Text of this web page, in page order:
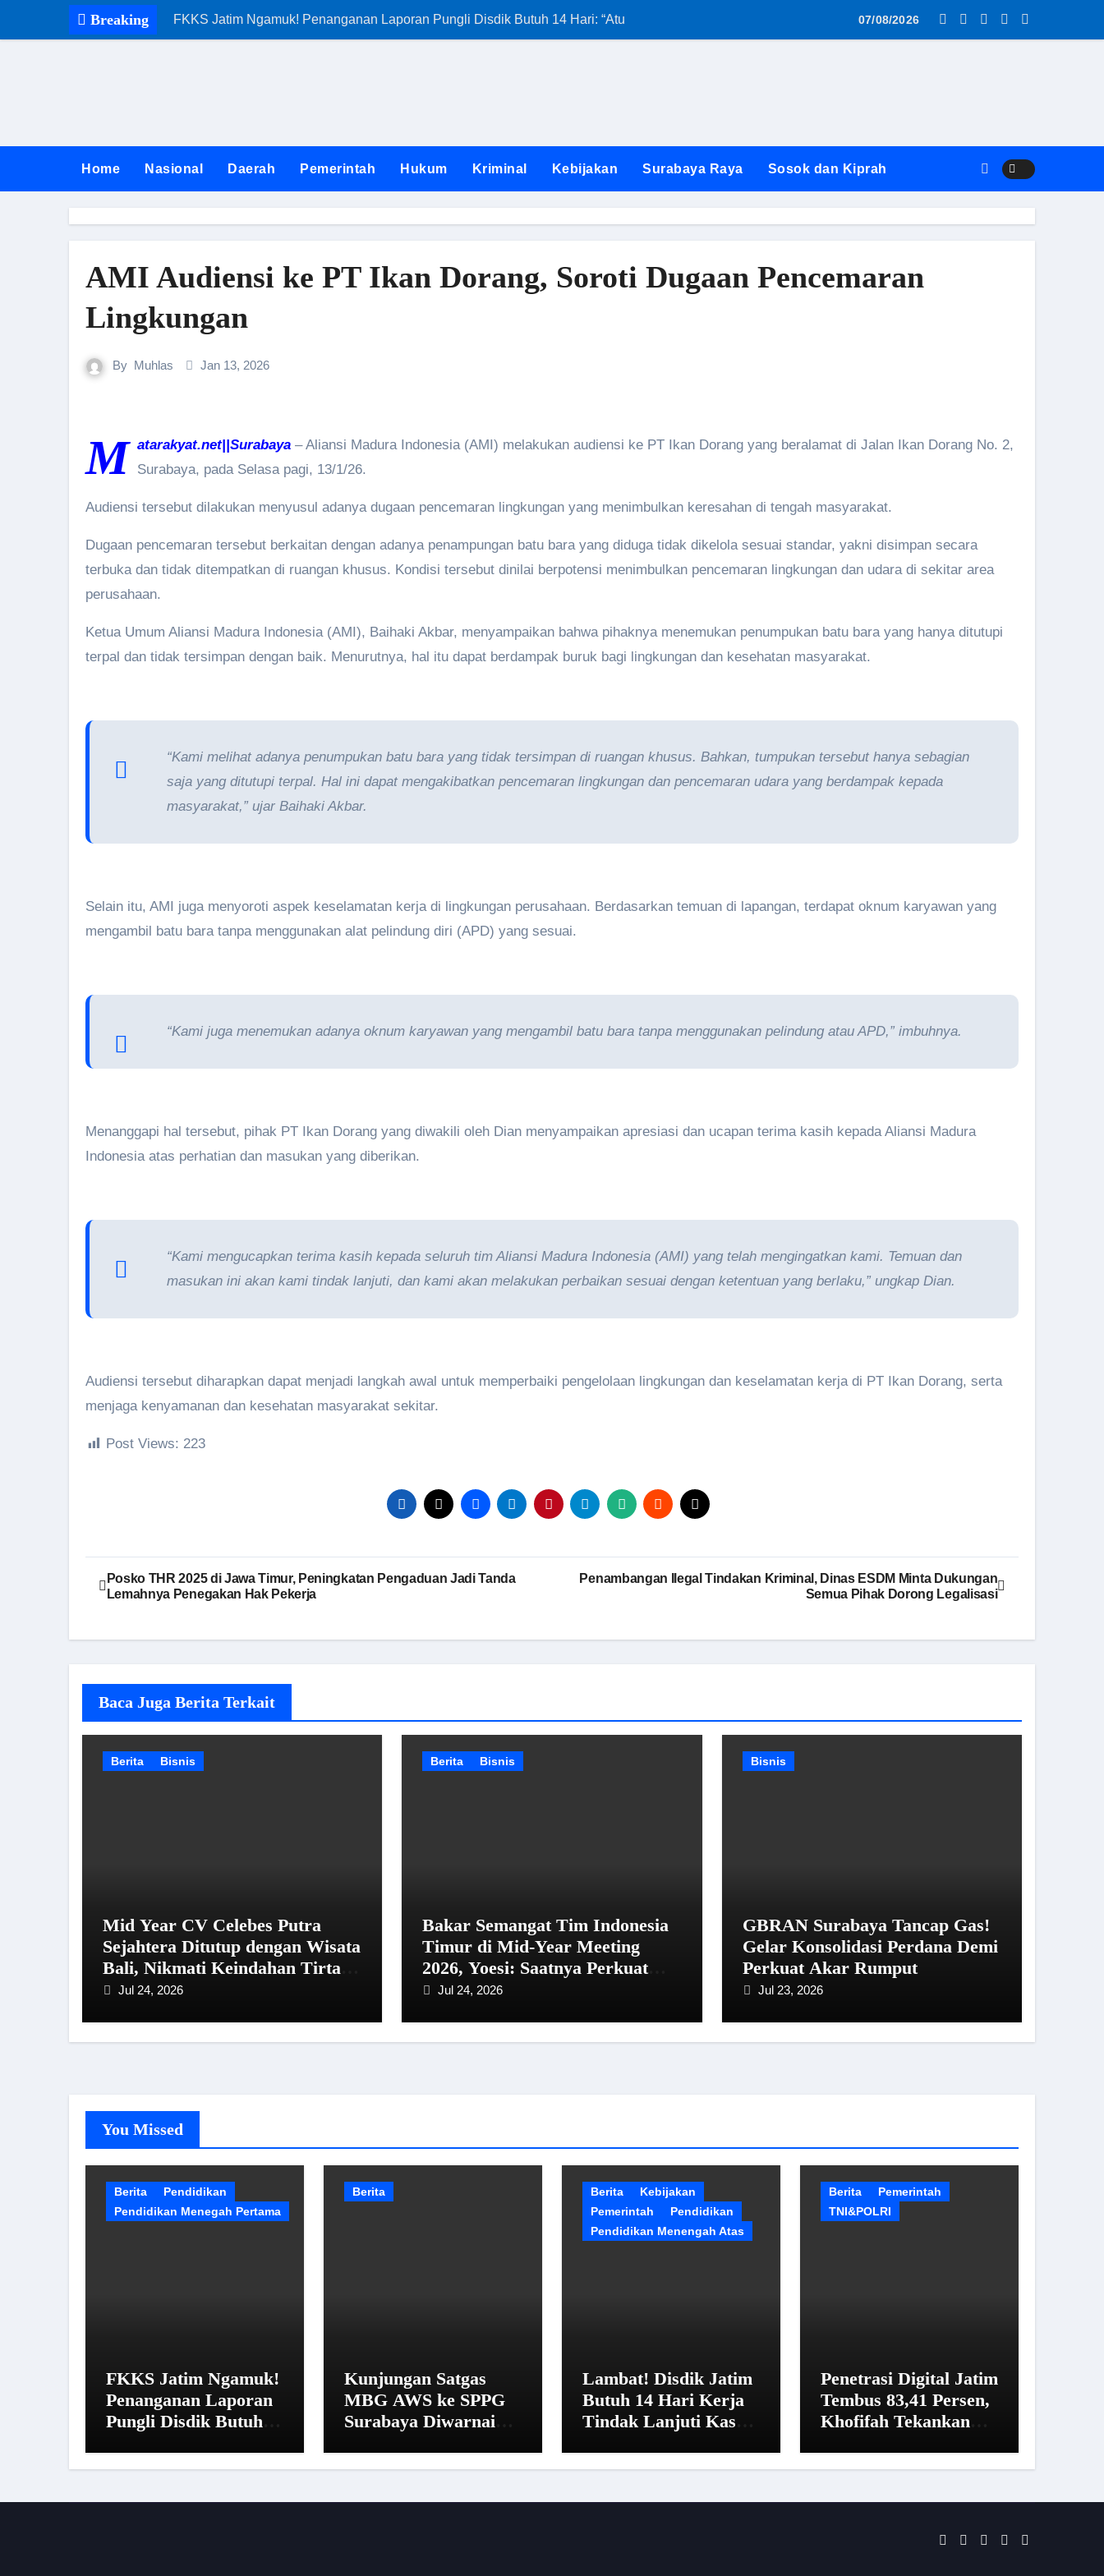
Breaking FKKS Jatim Ngamuk! Penanganan Laporan Pungli Disdik Butuh 14 Hari: “Aturan dari Mana?”Kunjungan Satgas MBG AWS ke SPPG Surabaya Diwarnai Penolakan dan
07/08/2026
Home Nasional Daerah Pemerintah Hukum Kriminal Kebijakan Surabaya Raya Sosok dan Kiprah
AMI Audiensi ke PT Ikan Dorang, Soroti Dugaan Pencemaran
Lingkungan
By Muhlas Jan 13, 2026
M atarakyat.net||Surabaya – Aliansi Madura Indonesia (AMI) melakukan audiensi ke PT Ikan Dorang yang beralamat di Jalan Ikan Dorang No. 2,
Surabaya, pada Selasa pagi, 13/1/26.
Audiensi tersebut dilakukan menyusul adanya dugaan pencemaran lingkungan yang menimbulkan keresahan di tengah masyarakat.
Dugaan pencemaran tersebut berkaitan dengan adanya penampungan batu bara yang diduga tidak dikelola sesuai standar, yakni disimpan secara
terbuka dan tidak ditempatkan di ruangan khusus. Kondisi tersebut dinilai berpotensi menimbulkan pencemaran lingkungan dan udara di sekitar area
perusahaan.
Ketua Umum Aliansi Madura Indonesia (AMI), Baihaki Akbar, menyampaikan bahwa pihaknya menemukan penumpukan batu bara yang hanya ditutupi
terpal dan tidak tersimpan dengan baik. Menurutnya, hal itu dapat berdampak buruk bagi lingkungan dan kesehatan masyarakat.
“Kami melihat adanya penumpukan batu bara yang tidak tersimpan di ruangan khusus. Bahkan, tumpukan tersebut hanya sebagian
saja yang ditutupi terpal. Hal ini dapat mengakibatkan pencemaran lingkungan dan pencemaran udara yang berdampak kepada
masyarakat,” ujar Baihaki Akbar.
Selain itu, AMI juga menyoroti aspek keselamatan kerja di lingkungan perusahaan. Berdasarkan temuan di lapangan, terdapat oknum karyawan yang
mengambil batu bara tanpa menggunakan alat pelindung diri (APD) yang sesuai.
“Kami juga menemukan adanya oknum karyawan yang mengambil batu bara tanpa menggunakan pelindung atau APD,” imbuhnya.
Menanggapi hal tersebut, pihak PT Ikan Dorang yang diwakili oleh Dian menyampaikan apresiasi dan ucapan terima kasih kepada Aliansi Madura
Indonesia atas perhatian dan masukan yang diberikan.
“Kami mengucapkan terima kasih kepada seluruh tim Aliansi Madura Indonesia (AMI) yang telah mengingatkan kami. Temuan dan
masukan ini akan kami tindak lanjuti, dan kami akan melakukan perbaikan sesuai dengan ketentuan yang berlaku,” ungkap Dian.
Audiensi tersebut diharapkan dapat menjadi langkah awal untuk memperbaiki pengelolaan lingkungan dan keselamatan kerja di PT Ikan Dorang, serta
menjaga kenyamanan dan kesehatan masyarakat sekitar.
Post Views: 223
Navigasi
pos
Posko THR 2025 di Jawa Timur, Peningkatan Pengaduan Jadi Tanda
Lemahnya Penegakan Hak Pekerja
Penambangan Ilegal Tindakan Kriminal, Dinas ESDM Minta Dukungan
Semua Pihak Dorong Legalisasi
Baca Juga Berita Terkait
Berita Bisnis
Mid Year CV Celebes Putra
Sejahtera Ditutup dengan Wisata
Bali, Nikmati Keindahan Tirta
Empul hingga Tanah Lot
Jul 24, 2026
Berita Bisnis
Bakar Semangat Tim Indonesia
Timur di Mid-Year Meeting
2026, Yoesi: Saatnya Perkuat
Kolaborasi dan Tembus Target!
Jul 24, 2026
Bisnis
GBRAN Surabaya Tancap Gas!
Gelar Konsolidasi Perdana Demi
Perkuat Akar Rumput
Jul 23, 2026
You Missed
Berita
Pendidikan
Pendidikan Menegah Pertama
FKKS Jatim Ngamuk!
Penanganan Laporan
Pungli Disdik Butuh
Mana?”
Berita
Kunjungan Satgas
MBG AWS ke SPPG
Surabaya Diwarnai
Istirahat
Berita
Kebijakan
Pemerintah
Pendidikan
Pendidikan Menengah Atas
Lambat! Disdik Jatim
Butuh 14 Hari Kerja
Tindak Lanjuti Kasus
Berita
Pemerintah
TNI&POLRI
Penetrasi Digital Jatim
Tembus 83,41 Persen,
Khofifah Tekankan
Informasi